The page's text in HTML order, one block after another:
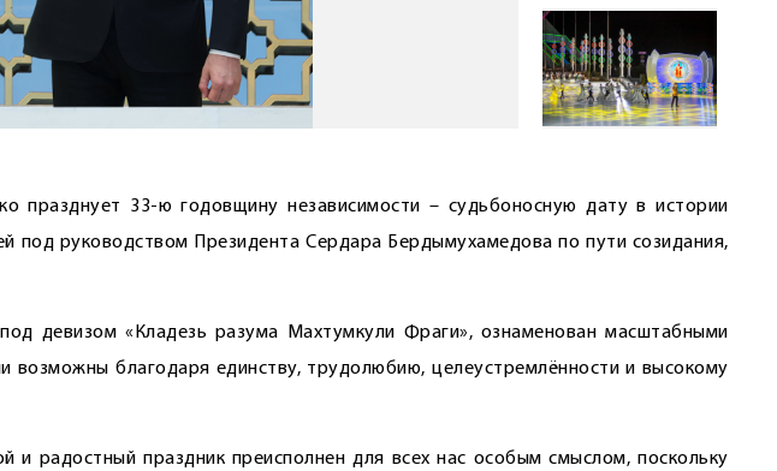
празднует 33-ю годовщину независимости – судьбоносную дату в истории
под руководством Президента Сердара Бердымухамедова по пути созидания,
девизом «Кладезь разума Махтумкули Фраги», ознаменован масштабными
возможны благодаря единству, трудолюбию, целеустремлённости и высокому
и радостный праздник преисполнен для всех нас особым смыслом, поскольку